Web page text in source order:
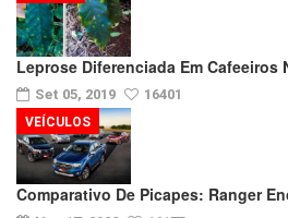
Leprose Diferenciada Em Cafeeiros
Set 05, 2019 16401
Comparativo De Picapes: Ranger
VEÍCULOS